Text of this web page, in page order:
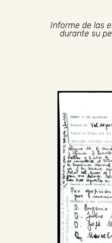
Informe de las
durante su